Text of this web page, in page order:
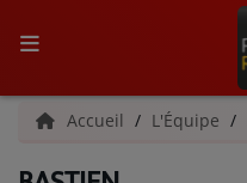
ACCUEIL
Accueil L'Équipe